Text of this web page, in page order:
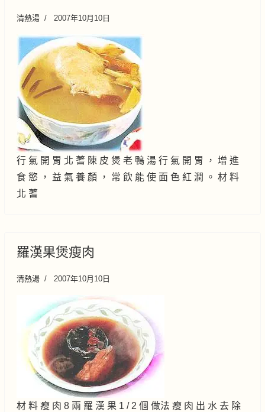
清熱湯 2007年10月10日
行 氣 開 胃 北 蓍 陳 皮 煲 老 鴨 湯 行 氣 開 胃 ， 增 進
食 慾 ， 益 氣 養 顏 ， 常 飲 能 使 面 色 紅 潤 。 材 料
北 蓍
羅漢果煲瘦肉
清熱湯 2007年10月10日
材 料 瘦 肉 8 兩 羅 漢 果 1 / 2 個 做法 瘦 肉 出 水 去 除